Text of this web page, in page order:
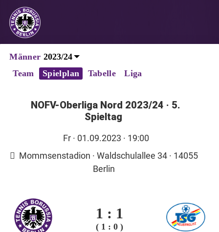
Männer
Team
Spielplan Tabelle Liga
NOFV-Oberliga Nord 2023/24 · 5.
Spieltag
Fr· 01.09.2023 · 19:00
Mommsenstadion · Waldschulallee 34 · 14055
Berlin
1 : 1
( 1 : 0 )